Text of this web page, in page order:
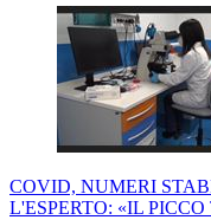
COVID, NUMERI
L'ESPERTO: «IL